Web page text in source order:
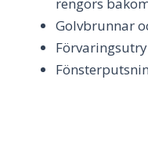
Golvbrunnar